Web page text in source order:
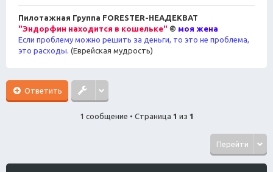
и
е
Пилотажная Группа FORESTER-НЕАДЕКВАТ
"Эндорфин находится в кошельке" © моя жена
Если проблему можно решить за деньги, то это не проблема,
это расходы. (Еврейская мудрость)
Ответить
1 сообщение • Страница 1 из 1
Перейти